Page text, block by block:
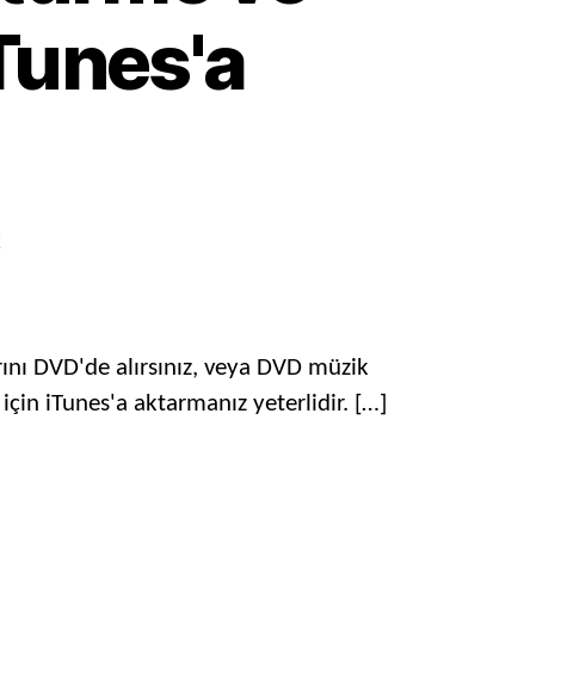
Açık
DVD'yi
İzlemek
DVD'de alırsınız, veya DVD müzik
için iTunes'a aktarmanız yeterlidir. […]